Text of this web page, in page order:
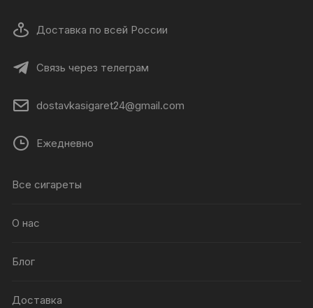
Доставка по всей России
Связь через телеграм
dostavkasigaret24@gmail.com
Ежедневно
Все сигареты
О нас
Блог
Доставка